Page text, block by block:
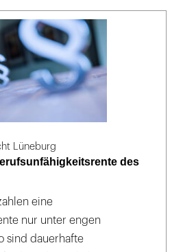
Lüneburg
des
eine
nur unter engen
sind dauerhafte